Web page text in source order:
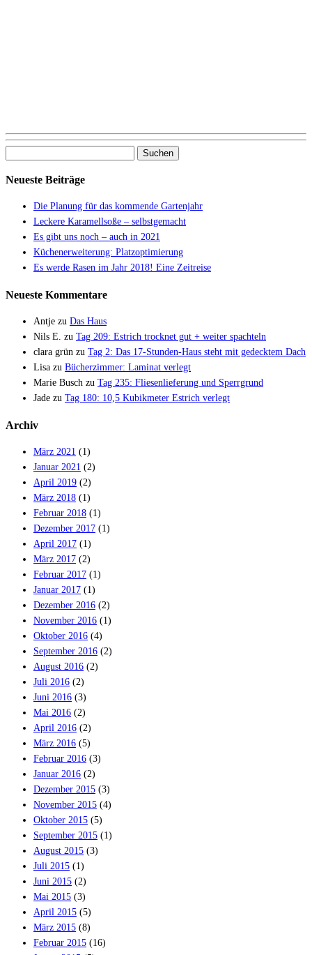
Neueste Beiträge
Die Planung für das kommende Gartenjahr
Leckere Karamellsoße – selbstgemacht
Es gibt uns noch – auch in 2021
Küchenerweiterung: Platzoptimierung
Es werde Rasen im Jahr 2018! Eine Zeitreise
Neueste Kommentare
Antje zu Das Haus
Nils E. zu Tag 209: Estrich trocknet gut + weiter spachteln
clara grün zu Tag 2: Das 17-Stunden-Haus steht mit gedecktem Dach
Lisa zu Bücherzimmer: Laminat verlegt
Marie Busch zu Tag 235: Fliesenlieferung und Sperrgrund
Jade zu Tag 180: 10,5 Kubikmeter Estrich verlegt
Archiv
März 2021 (1)
Januar 2021 (2)
April 2019 (2)
März 2018 (1)
Februar 2018 (1)
Dezember 2017 (1)
April 2017 (1)
März 2017 (2)
Februar 2017 (1)
Januar 2017 (1)
Dezember 2016 (2)
November 2016 (1)
Oktober 2016 (4)
September 2016 (2)
August 2016 (2)
Juli 2016 (2)
Juni 2016 (3)
Mai 2016 (2)
April 2016 (2)
März 2016 (5)
Februar 2016 (3)
Januar 2016 (2)
Dezember 2015 (3)
November 2015 (4)
Oktober 2015 (5)
September 2015 (1)
August 2015 (3)
Juli 2015 (1)
Juni 2015 (2)
Mai 2015 (3)
April 2015 (5)
März 2015 (8)
Februar 2015 (16)